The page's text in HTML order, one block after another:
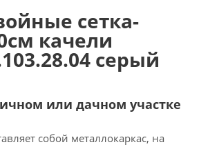
сетка-
качели
серый
или дачном участке
собой металлокаркас, на